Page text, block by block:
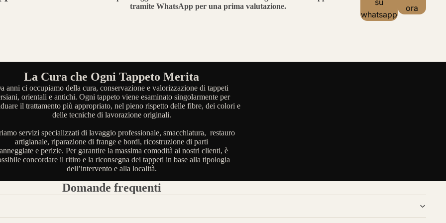
tramite WhatsApp per una prima valutazione.
whatsapp
ora
La Cura che Ogni Tappeto Merita
anni ci occupiamo della cura, conservazione e valorizzazione di tappeti
orientali e antichi. Ogni tappeto viene esaminato singolarmente per
il trattamento più appropriato, nel pieno rispetto delle fibre, dei colori e
delle tecniche di lavorazione originali.
servizi specializzati di lavaggio professionale, smacchiatura, restauro
artigianale, riparazione di frange e bordi, ricostruzione di parti
e perizie. Per garantire la massima comodità ai nostri clienti, è
concordare il ritiro e la riconsegna dei tappeti in base alla tipologia
dell’intervento e alla località.
Domande frequenti